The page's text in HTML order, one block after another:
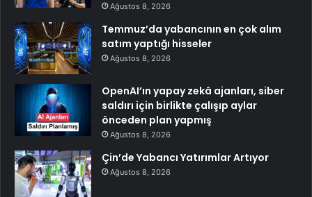
Ağustos 8, 2026
Temmuz’da yabancının en çok alım
satım yaptığı hisseler
Ağustos 8, 2026
OpenAI’ın yapay zekâ ajanları, siber
saldırı için birlikte çalışıp aylar
önceden plan yapmış
Ağustos 8, 2026
Çin’de Yabancı Yatırımlar Artıyor
Ağustos 8, 2026